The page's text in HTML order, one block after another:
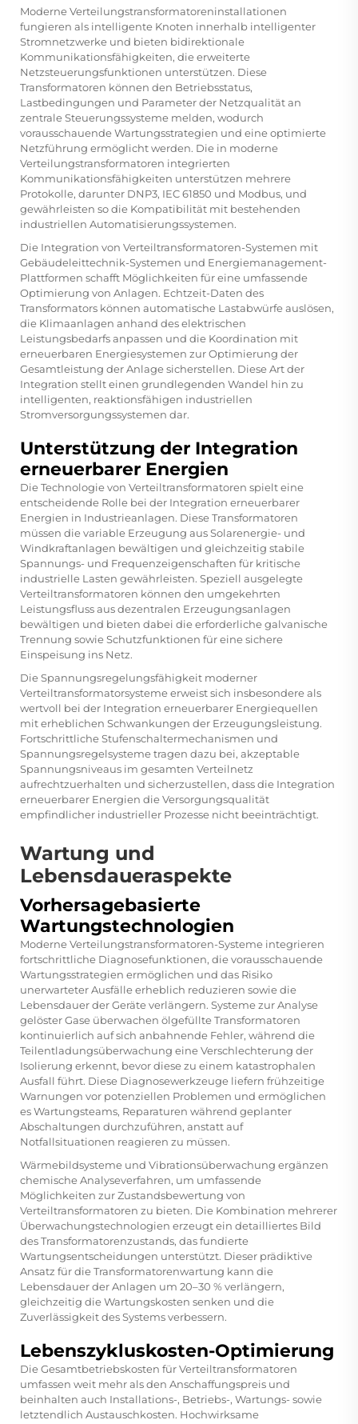
Moderne Verteilungstransformatoreninstallationen
fungieren als intelligente Knoten innerhalb intelligenter
Stromnetzwerke und bieten bidirektionale
Kommunikationsfähigkeiten, die erweiterte
Netzsteuerungsfunktionen unterstützen. Diese
Transformatoren können den Betriebsstatus,
Lastbedingungen und Parameter der Netzqualität an
zentrale Steuerungssysteme melden, wodurch
vorausschauende Wartungsstrategien und eine optimierte
Netzführung ermöglicht werden. Die in moderne
Verteilungstransformatoren integrierten
Kommunikationsfähigkeiten unterstützen mehrere
Protokolle, darunter DNP3, IEC 61850 und Modbus, und
gewährleisten so die Kompatibilität mit bestehenden
industriellen Automatisierungssystemen.
Die Integration von Verteiltransformatoren-Systemen mit
Gebäudeleittechnik-Systemen und Energiemanagement-
Plattformen schafft Möglichkeiten für eine umfassende
Optimierung von Anlagen. Echtzeit-Daten des
Transformators können automatische Lastabwürfe auslösen,
die Klimaanlagen anhand des elektrischen
Leistungsbedarfs anpassen und die Koordination mit
erneuerbaren Energiesystemen zur Optimierung der
Gesamtleistung der Anlage sicherstellen. Diese Art der
Integration stellt einen grundlegenden Wandel hin zu
intelligenten, reaktionsfähigen industriellen
Stromversorgungssystemen dar.
Unterstützung der Integration
erneuerbarer Energien
Die Technologie von Verteiltransformatoren spielt eine
entscheidende Rolle bei der Integration erneuerbarer
Energien in Industrieanlagen. Diese Transformatoren
müssen die variable Erzeugung aus Solarenergie- und
Windkraftanlagen bewältigen und gleichzeitig stabile
Spannungs- und Frequenzeigenschaften für kritische
industrielle Lasten gewährleisten. Speziell ausgelegte
Verteiltransformatoren können den umgekehrten
Leistungsfluss aus dezentralen Erzeugungsanlagen
bewältigen und bieten dabei die erforderliche galvanische
Trennung sowie Schutzfunktionen für eine sichere
Einspeisung ins Netz.
Die Spannungsregelungsfähigkeit moderner
Verteiltransformatorsysteme erweist sich insbesondere als
wertvoll bei der Integration erneuerbarer Energiequellen
mit erheblichen Schwankungen der Erzeugungsleistung.
Fortschrittliche Stufenschaltermechanismen und
Spannungsregelsysteme tragen dazu bei, akzeptable
Spannungsniveaus im gesamten Verteilnetz
aufrechtzuerhalten und sicherzustellen, dass die Integration
erneuerbarer Energien die Versorgungsqualität
empfindlicher industrieller Prozesse nicht beeinträchtigt.
Wartung und
Lebensdaueraspekte
Vorhersagebasierte
Wartungstechnologien
Moderne Verteilungstransformatoren-Systeme integrieren
fortschrittliche Diagnosefunktionen, die vorausschauende
Wartungsstrategien ermöglichen und das Risiko
unerwarteter Ausfälle erheblich reduzieren sowie die
Lebensdauer der Geräte verlängern. Systeme zur Analyse
gelöster Gase überwachen ölgefüllte Transformatoren
kontinuierlich auf sich anbahnende Fehler, während die
Teilentladungsüberwachung eine Verschlechterung der
Isolierung erkennt, bevor diese zu einem katastrophalen
Ausfall führt. Diese Diagnosewerkzeuge liefern frühzeitige
Warnungen vor potenziellen Problemen und ermöglichen
es Wartungsteams, Reparaturen während geplanter
Abschaltungen durchzuführen, anstatt auf
Notfallsituationen reagieren zu müssen.
Wärmebildsysteme und Vibrationsüberwachung ergänzen
chemische Analyseverfahren, um umfassende
Möglichkeiten zur Zustandsbewertung von
Verteiltransformatoren zu bieten. Die Kombination mehrerer
Überwachungstechnologien erzeugt ein detailliertes Bild
des Transformatorenzustands, das fundierte
Wartungsentscheidungen unterstützt. Dieser prädiktive
Ansatz für die Transformatorenwartung kann die
Lebensdauer der Anlagen um 20–30 % verlängern,
gleichzeitig die Wartungskosten senken und die
Zuverlässigkeit des Systems verbessern.
Lebenszykluskosten-Optimierung
Die Gesamtbetriebskosten für Verteiltransformatoren
umfassen weit mehr als den Anschaffungspreis und
beinhalten auch Installations-, Betriebs-, Wartungs- sowie
letztendlich Austauschkosten. Hochwirksame